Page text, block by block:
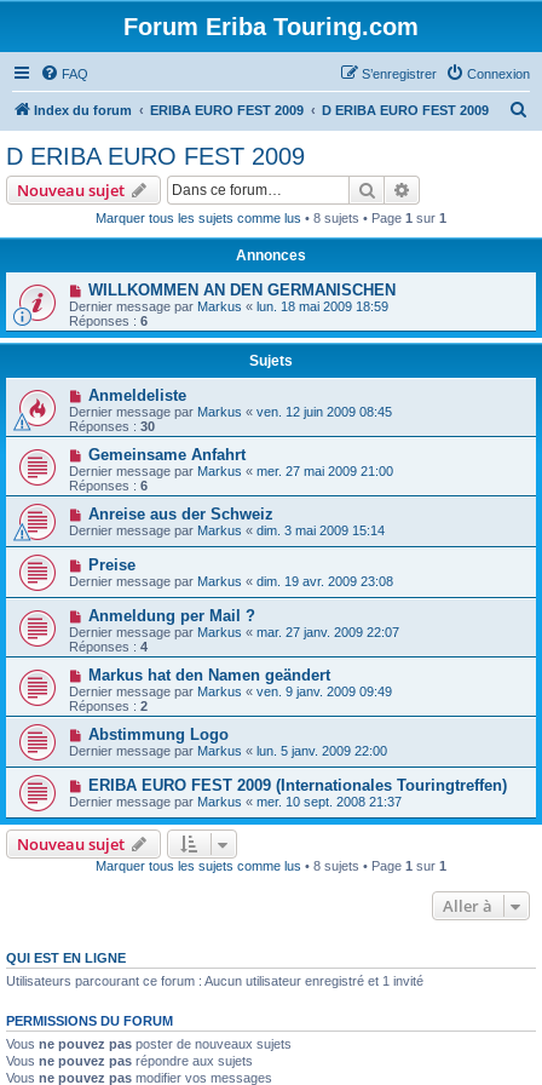
Forum Eriba Touring.com
FAQ Connexion
S’enregistrer
Index du forum ERIBA EURO FEST 2009 D ERIBA EURO FEST 2009
e
D ERIBA EURO FEST 2009
Nouveau sujet Rechercher
Marquer tous les sujets comme lus • 8 sujets • Page 1 sur 1
Annonces
WILLKOMMEN AN DEN GERMANISCHEN
Dernier message par Markus « lun. 18 mai 2009 18:59
Réponses : 6
Sujets
Anmeldeliste
Dernier message par Markus « ven. 12 juin 2009 08:45
Réponses : 30
Gemeinsame Anfahrt
Dernier message par Markus « mer. 27 mai 2009 21:00
Réponses : 6
Anreise aus der Schweiz
Dernier message par Markus « dim. 3 mai 2009 15:14
Preise
Dernier message par Markus « dim. 19 avr. 2009 23:08
Anmeldung per Mail ?
Dernier message par Markus « mar. 27 janv. 2009 22:07
Réponses : 4
Markus hat den Namen geändert
Dernier message par Markus « ven. 9 janv. 2009 09:49
Réponses : 2
Abstimmung Logo
Dernier message par Markus « lun. 5 janv. 2009 22:00
ERIBA EURO FEST 2009 (Internationales Touringtreffen)
Dernier message par Markus « mer. 10 sept. 2008 21:37
Nouveau sujet
Marquer tous les sujets comme lus • 8 sujets • Page 1 sur 1
Aller à
QUI EST EN LIGNE
Utilisateurs parcourant ce forum : Aucun utilisateur enregistré et 1 invité
PERMISSIONS DU FORUM
Vous ne pouvez pas poster de nouveaux sujets
Vous ne pouvez pas répondre aux sujets
Vous ne pouvez pas modifier vos messages